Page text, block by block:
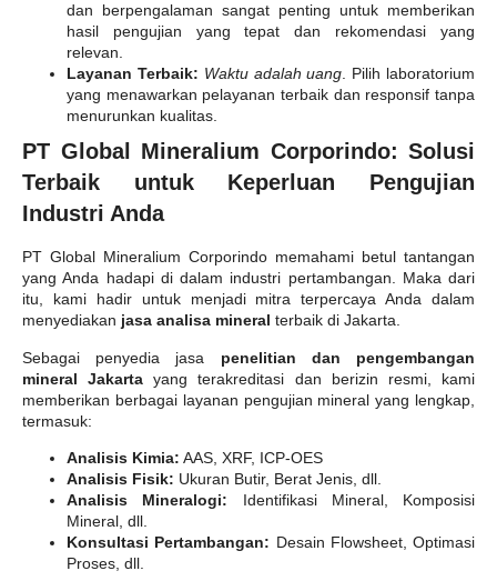
dan berpengalaman sangat penting untuk memberikan
hasil pengujian yang tepat dan rekomendasi yang
relevan.
Layanan Terbaik: Waktu adalah uang. Pilih laboratorium
yang menawarkan pelayanan terbaik dan responsif tanpa
menurunkan kualitas.
PT Global Mineralium Corporindo: Solusi
Terbaik untuk Keperluan Pengujian
Industri Anda
PT Global Mineralium Corporindo memahami betul tantangan
yang Anda hadapi di dalam industri pertambangan. Maka dari
itu, kami hadir untuk menjadi mitra terpercaya Anda dalam
menyediakan jasa analisa mineral terbaik di Jakarta.
Sebagai penyedia jasa penelitian dan pengembangan
mineral Jakarta yang terakreditasi dan berizin resmi, kami
memberikan berbagai layanan pengujian mineral yang lengkap,
termasuk:
Analisis Kimia: AAS, XRF, ICP-OES
Analisis Fisik: Ukuran Butir, Berat Jenis, dll.
Analisis Mineralogi: Identifikasi Mineral, Komposisi
Mineral, dll.
Konsultasi Pertambangan: Desain Flowsheet, Optimasi
Proses, dll.